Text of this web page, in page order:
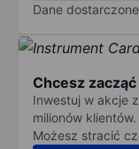
Dane
Chcesz
Inwestuj w akcje
milionów
Możesz stracić